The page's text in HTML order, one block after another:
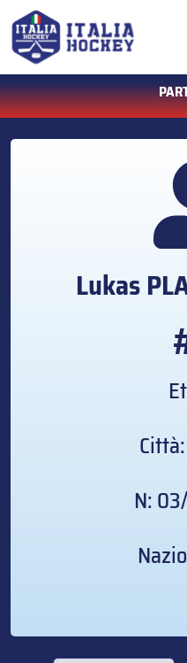
Lukas
N: